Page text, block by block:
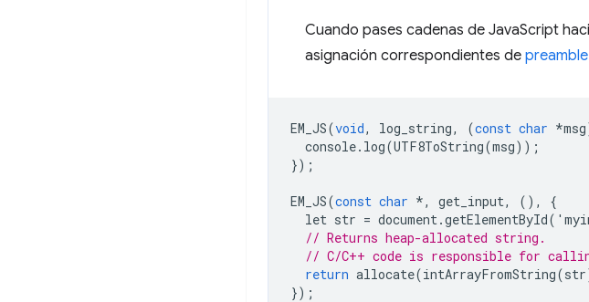
Cuando pases cadenas de JavaScript
asignación correspondientes de
EM_JS(void, log_string, (const char *msg
console. log(UTF8ToString(msg));
});
EM_JS(const char *, get_input, (),
{
let str = document.getElementById( '
// Returns heap-allocated string.
// C/C++ code is responsible for
return allocate(intArrayFromString(str
});